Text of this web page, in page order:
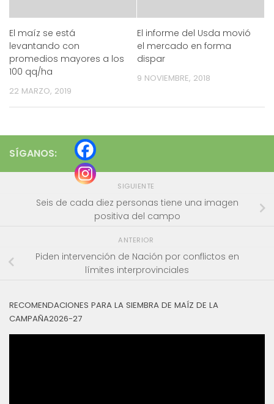
El maíz se está
levantando con
promedios mayores a los
100 qq/ha
22 MARZO, 2019
El informe del Usda movió
el mercado en forma
dispar
9 NOVIEMBRE, 2018
SÍGANOS:
SIGUIENTE
Seis de cada diez personas tiene una imagen
positiva del campo
ANTERIOR
Piden intervención de Nación por conflictos en
límites interprovinciales
RECOMENDACIONES PARA LA SIEMBRA DE MAÍZ DE LA
CAMPAÑA2026-27